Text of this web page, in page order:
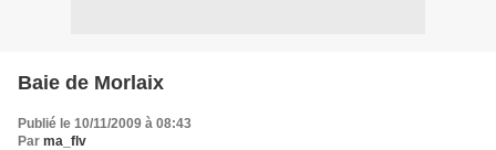
Baie de Morlaix
Publié le 10/11/2009 à 08:43
Par ma_flv